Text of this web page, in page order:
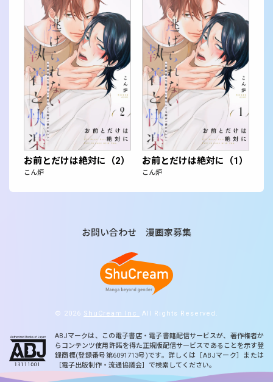
お前とだけは絶対に（2）
こん炉
お前とだけは絶対に（1）
こん炉
お問い合わせ 漫画家募集
© 2026 ShuCream Inc. All Rights Reserved.
ABJマークは、この電子書店・電子書籍配信サービスが、著作権者か
らコンテンツ使用許諾を得た正規版配信サービスであることを示す登
録商標(登録番号第6091713号)です。詳しくは［ABJマーク］または
［電子出版制作・流通協議会］で検索してください。